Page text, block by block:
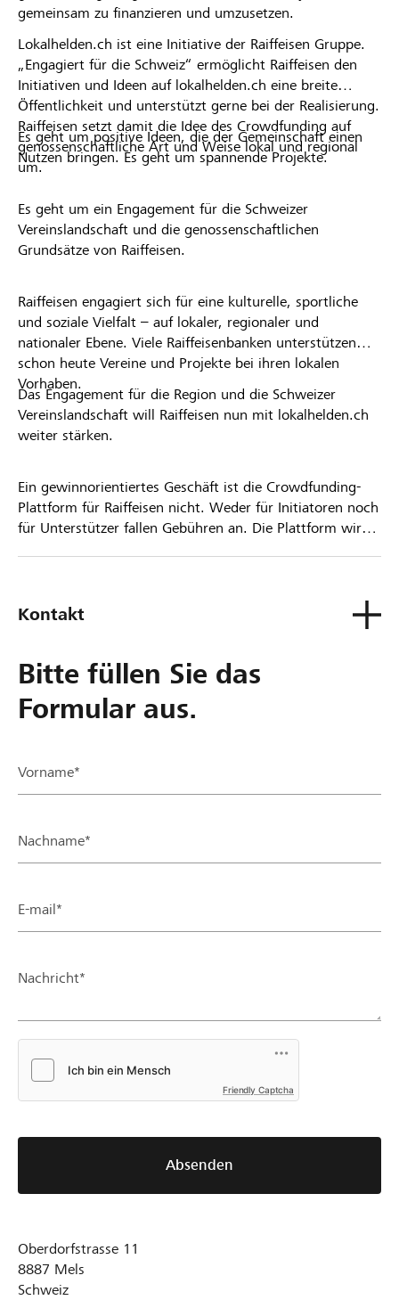
gemeinsam zu finanzieren und umzusetzen.
Lokalhelden.ch ist eine Initiative der Raiffeisen Gruppe.
„Engagiert für die Schweiz“ ermöglicht Raiffeisen den
Initiativen und Ideen auf lokalhelden.ch eine breite
Öffentlichkeit und unterstützt gerne bei der Realisierung.
Raiffeisen setzt damit die Idee des Crowdfunding auf
genossenschaftliche Art und Weise lokal und regional
um.
Es geht um positive Ideen, die der Gemeinschaft einen
Nutzen bringen. Es geht um spannende Projekte.
Es geht um ein Engagement für die Schweizer
Vereinslandschaft und die genossenschaftlichen
Grundsätze von Raiffeisen.
Raiffeisen engagiert sich für eine kulturelle, sportliche
und soziale Vielfalt – auf lokaler, regionaler und
nationaler Ebene. Viele Raiffeisenbanken unterstützen
schon heute Vereine und Projekte bei ihren lokalen
Vorhaben.
Das Engagement für die Region und die Schweizer
Vereinslandschaft will Raiffeisen nun mit lokalhelden.ch
weiter stärken.
Ein gewinnorientiertes Geschäft ist die Crowdfunding-
Plattform für Raiffeisen nicht. Weder für Initiatoren noch
für Unterstützer fallen Gebühren an. Die Plattform wird
Kontakt
Bitte füllen Sie das
Formular aus.
Vorname*
Nachname*
E-mail*
Nachricht*
Friendly Captcha
Absenden
Oberdorfstrasse 11
8887 Mels
Schweiz